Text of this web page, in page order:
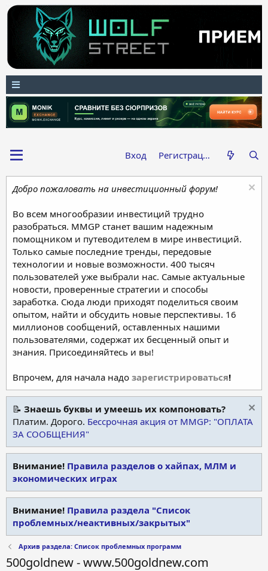
Вход Регистрация
Добро пожаловать на инвестиционный форум!
Во всем многообразии инвестиций трудно
разобраться. MMGP станет вашим надежным
помощником и путеводителем в мире инвестиций.
Только самые последние тренды, передовые
технологии и новые возможности. 400 тысяч
пользователей уже выбрали нас. Самые актуальные
новости, проверенные стратегии и способы
заработка. Сюда люди приходят поделиться своим
опытом, найти и обсудить новые перспективы. 16
миллионов сообщений, оставленных нашими
пользователями, содержат их бесценный опыт и
знания. Присоединяйтесь и вы!
Впрочем, для начала надо зарегистрироваться!
📝 Знаешь буквы и умеешь их компоновать?
Платим. Дорого. Бессрочная акция от MMGP: "ОПЛАТА
ЗА СООБЩЕНИЯ"
Внимание! Правила разделов о хайпах, МЛМ и
экономических играх
Внимание! Правила раздела "Список
проблемных/неактивных/закрытых"
Архив раздела: Список проблемных программ
500goldnew - www.500goldnew.com